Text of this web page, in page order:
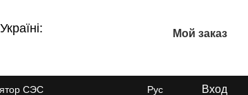
Мой заказ
СЭС Рус Вход